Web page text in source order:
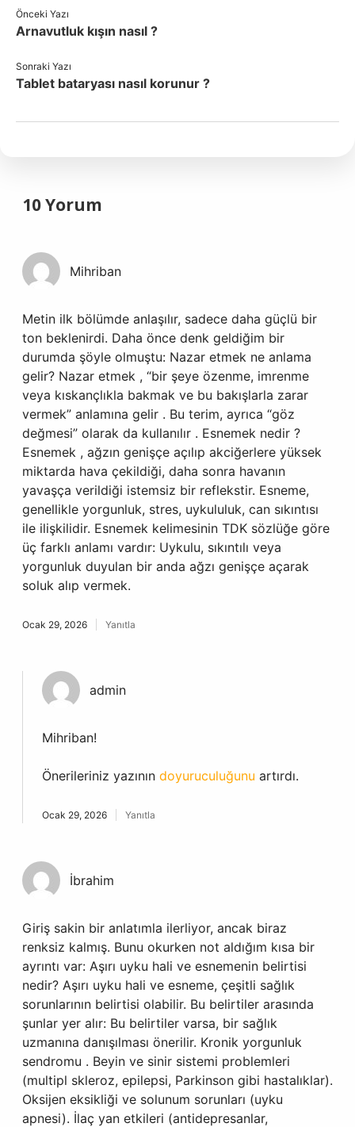
Önceki Yazı
Arnavutluk kışın nasıl ?
Sonraki Yazı
Tablet bataryası nasıl korunur ?
10 Yorum
Mihriban
Metin ilk bölümde anlaşılır, sadece daha güçlü bir
ton beklenirdi. Daha önce denk geldiğim bir
durumda şöyle olmuştu: Nazar etmek ne anlama
gelir? Nazar etmek , “bir şeye özenme, imrenme
veya kıskançlıkla bakmak ve bu bakışlarla zarar
vermek” anlamına gelir . Bu terim, ayrıca “göz
değmesi” olarak da kullanılır . Esnemek nedir ?
Esnemek , ağzın genişçe açılıp akciğerlere yüksek
miktarda hava çekildiği, daha sonra havanın
yavaşça verildiği istemsiz bir reflekstir. Esneme,
genellikle yorgunluk, stres, uykululuk, can sıkıntısı
ile ilişkilidir. Esnemek kelimesinin TDK sözlüğe göre
üç farklı anlamı vardır: Uykulu, sıkıntılı veya
yorgunluk duyulan bir anda ağzı genişçe açarak
soluk alıp vermek.
Ocak 29, 2026 Yanıtla
admin
Mihriban!
Önerileriniz yazının doyuruculuğunu artırdı.
Ocak 29, 2026 Yanıtla
İbrahim
Giriş sakin bir anlatımla ilerliyor, ancak biraz
renksiz kalmış. Bunu okurken not aldığım kısa bir
ayrıntı var: Aşırı uyku hali ve esnemenin belirtisi
nedir? Aşırı uyku hali ve esneme, çeşitli sağlık
sorunlarının belirtisi olabilir. Bu belirtiler arasında
şunlar yer alır: Bu belirtiler varsa, bir sağlık
uzmanına danışılması önerilir. Kronik yorgunluk
sendromu . Beyin ve sinir sistemi problemleri
(multipl skleroz, epilepsi, Parkinson gibi hastalıklar).
Oksijen eksikliği ve solunum sorunları (uyku
apnesi). İlaç yan etkileri (antidepresanlar,